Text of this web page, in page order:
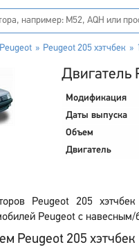
Peugeot Peugeot 205 хэтчбек
Двигатель
Модификация
Даты выпуска
Объем
Двигатель
Peugeot 205
Peugeot с
Peugeot 205 хэтчбек